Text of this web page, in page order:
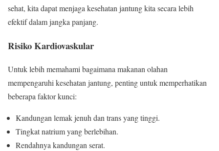
sehat, kita dapat menjaga kesehatan jantung kita secara lebih
efektif dalam jangka panjang.
Risiko Kardiovaskular
Untuk lebih memahami bagaimana makanan olahan
mempengaruhi kesehatan jantung, penting untuk memperhatikan
beberapa faktor kunci:
Kandungan lemak jenuh dan trans yang tinggi.
Tingkat natrium yang berlebihan.
Rendahnya kandungan serat.